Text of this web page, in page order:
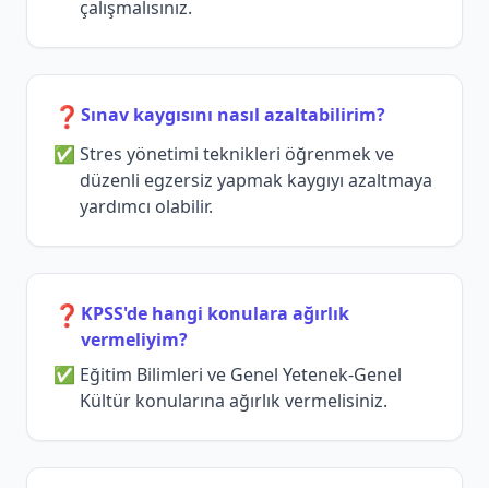
çalışmalısınız.
❓ Sınav kaygısını nasıl azaltabilirim?
Stres yönetimi teknikleri öğrenmek ve
düzenli egzersiz yapmak kaygıyı azaltmaya
yardımcı olabilir.
❓ KPSS'de hangi konulara ağırlık
vermeliyim?
Eğitim Bilimleri ve Genel Yetenek-Genel
Kültür konularına ağırlık vermelisiniz.